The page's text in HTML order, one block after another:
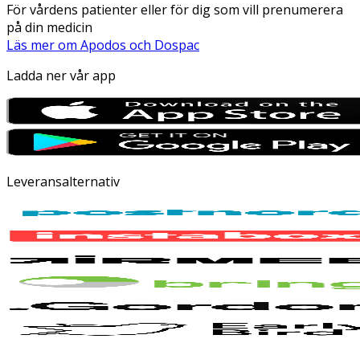
För vårdens patienter eller för dig som vill prenumerera
på din medicin
Läs mer om Apodos och Dospac
Ladda ner vår app
Leveransalternativ